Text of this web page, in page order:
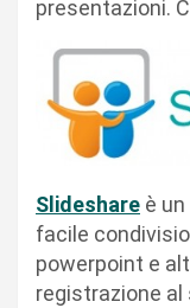
presentazioni.
Slideshare è
facile
powerpoint e
registrazione al